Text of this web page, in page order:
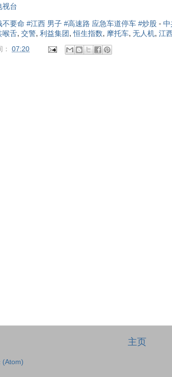
视台
不要命 #江西 男子 #高速路 应急车道停车 #炒股 - 中
喉舌, 交警, 利益集团 ,恒生指数, 摩托车, 无人机, 江
： 07:20
主页
(Atom)